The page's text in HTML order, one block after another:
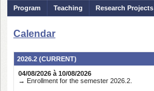
Program Teaching Research Projects
Calendar
2026.2 (CURRENT)
04/08/2026 à 10/08/2026
→ Enrollment for the semester 2026.2.